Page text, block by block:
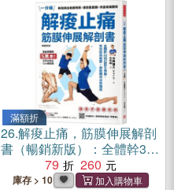
滿額折
26.解痠止痛，筋膜伸展解剖
書（暢銷新版）：全體幹32
項拉筋全伸展，有效鬆筋解
鬱，啟動體內自癒機能
79 260
庫存 > 10